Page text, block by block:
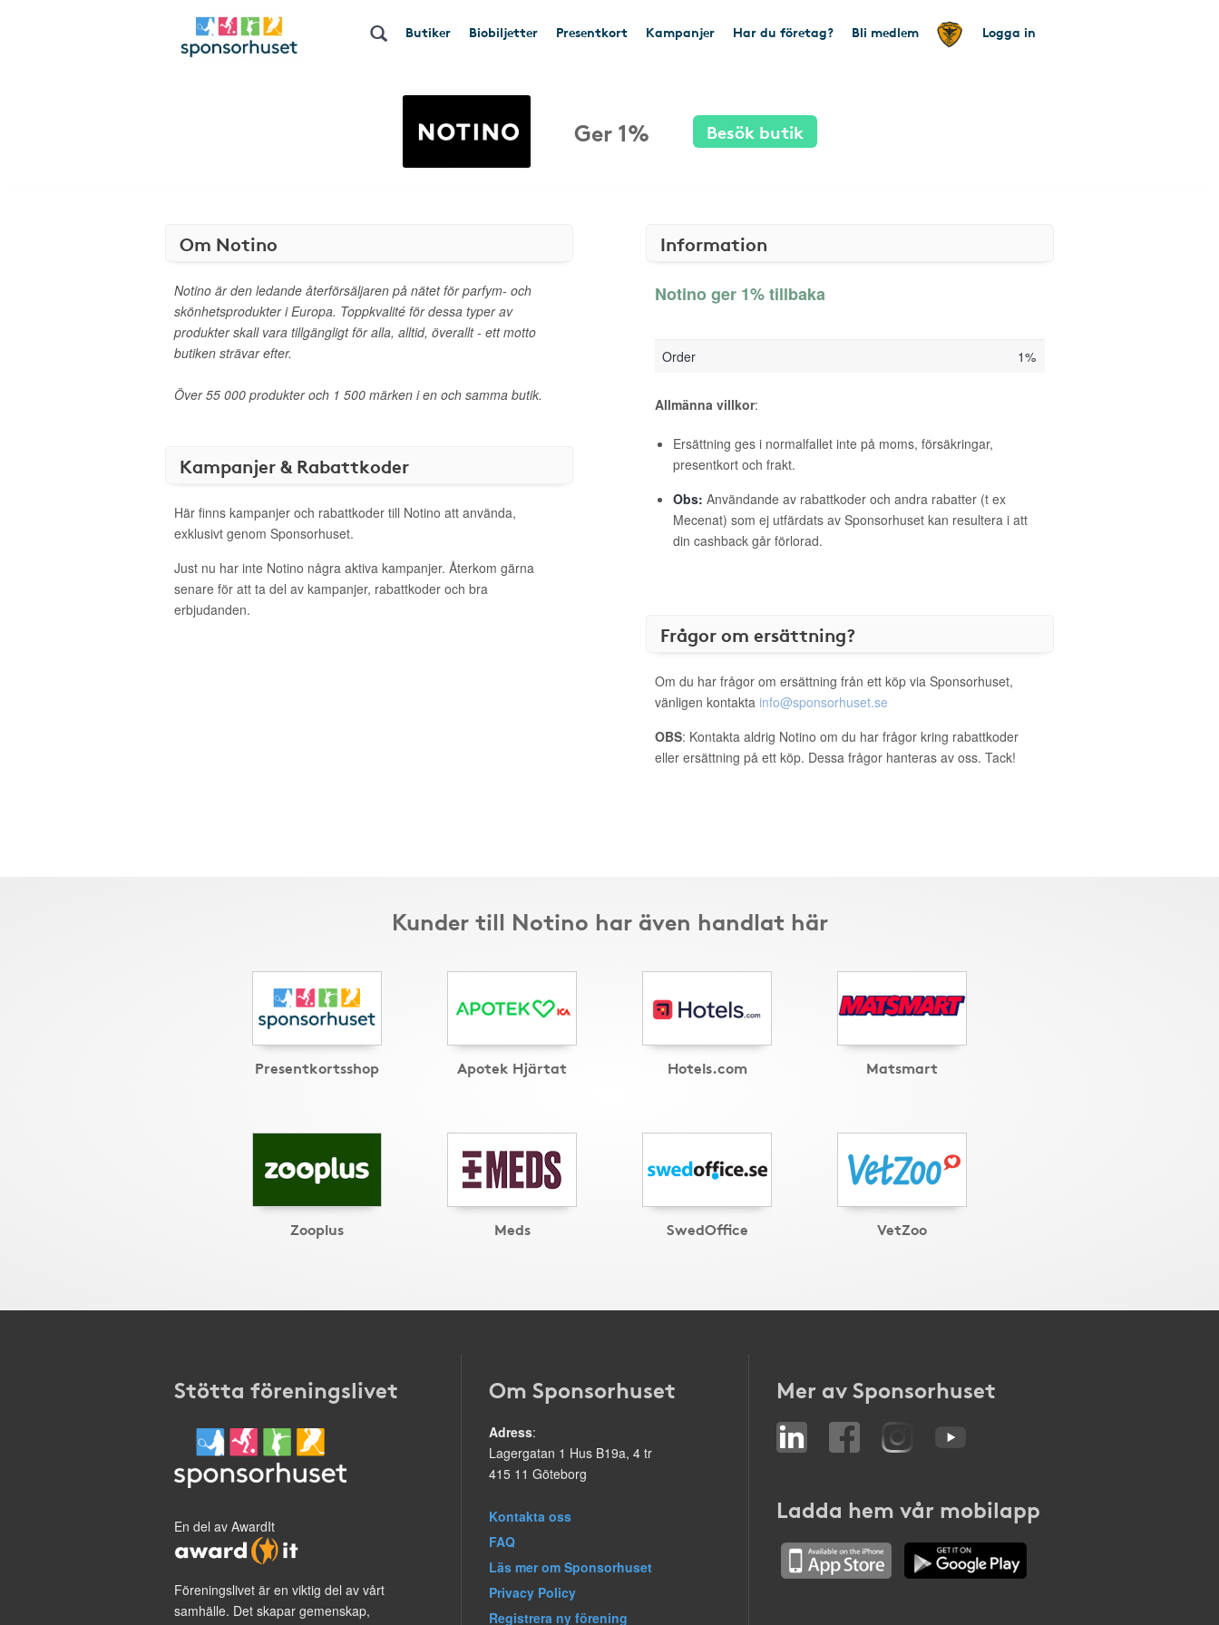
Butiker Biobiljetter Presentkort Kampanjer Har du företag? Bli medlem Logga in
Ger 1% Besök butik
Om Notino
Notino är den ledande återförsäljaren på nätet för parfym- och
skönhetsprodukter i Europa. Toppkvalité för dessa typer av
produkter skall vara tillgängligt för alla, alltid, överallt - ett motto
butiken strävar efter.
Över 55 000 produkter och 1 500 märken i en och samma butik.
Kampanjer & Rabattkoder
Här finns kampanjer och rabattkoder till Notino att använda,
exklusivt genom Sponsorhuset.
Just nu har inte Notino några aktiva kampanjer. Återkom gärna
senare för att ta del av kampanjer, rabattkoder och bra
erbjudanden.
Information
Notino ger 1% tillbaka
Order 1%
Allmänna villkor:
Ersättning ges i normalfallet inte på moms, försäkringar,
presentkort och frakt.
Obs: Användande av rabattkoder och andra rabatter (t ex
Mecenat) som ej utfärdats av Sponsorhuset kan resultera i att
din cashback går förlorad.
Frågor om ersättning?
Om du har frågor om ersättning från ett köp via Sponsorhuset,
vänligen kontakta info@sponsorhuset.se
OBS: Kontakta aldrig Notino om du har frågor kring rabattkoder
eller ersättning på ett köp. Dessa frågor hanteras av oss. Tack!
Kunder till Notino har även handlat här
Presentkortsshop Apotek Hjärtat Hotels.com Matsmart
Zooplus Meds SwedOffice VetZoo
Stötta föreningslivet
En del av AwardIt
Föreningslivet är en viktig del av vårt
samhälle. Det skapar gemenskap,
Om Sponsorhuset
Adress:
Lagergatan 1 Hus B19a, 4 tr
415 11 Göteborg
Kontakta oss
FAQ
Läs mer om Sponsorhuset
Privacy Policy
Registrera ny förening
Mer av Sponsorhuset
Ladda hem vår mobilapp